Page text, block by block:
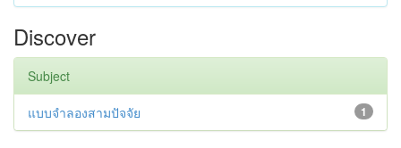
Discover
Subject
1
แบบจำลองสามปัจจัย